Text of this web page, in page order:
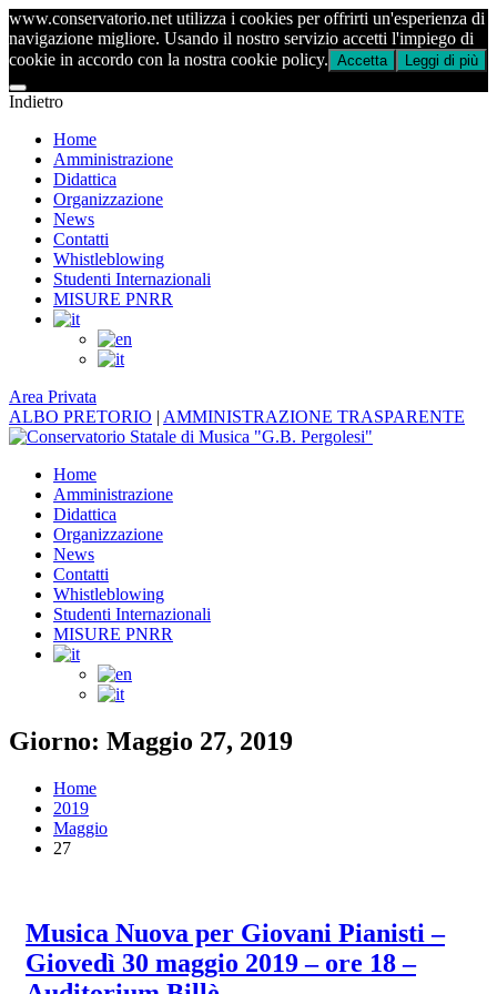
www.conservatorio.net utilizza i cookies per offrirti un'esperienza di
navigazione migliore. Usando il nostro servizio accetti l'impiego di
cookie in accordo con la nostra cookie policy. Accetta Leggi di più
Indietro
Home
Amministrazione
Didattica
Organizzazione
News
Contatti
Whistleblowing
Studenti Internazionali
MISURE PNRR
Area Privata
ALBO PRETORIO | AMMINISTRAZIONE TRASPARENTE
Home
Amministrazione
Didattica
Organizzazione
News
Contatti
Whistleblowing
Studenti Internazionali
MISURE PNRR
Giorno: Maggio 27, 2019
Home
2019
Maggio
27
Musica Nuova per Giovani Pianisti –
Giovedì 30 maggio 2019 – ore 18 –